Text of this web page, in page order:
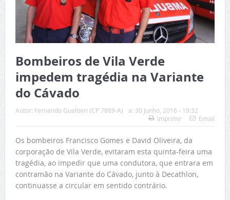
Bombeiros de Vila Verde
impedem tragédia na Variante
do Cávado
Autor: Fernando Gualtieri (CP 7889-A) a: 30 Junho, 2016 - 19:32
Imprimir
Email
Os bombeiros Francisco Gomes e David Oliveira, da
corporação de Vila Verde, evitaram esta quinta-feira uma
tragédia, ao impedir que uma condutora, que entrara em
contramão na Variante do Cávado, junto à Decathlon,
continuasse a circular em sentido contrário.